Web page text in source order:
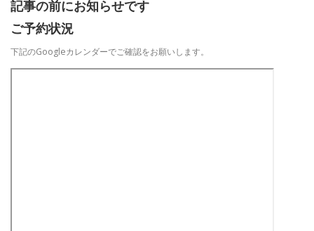
記事の前にお知らせです
ご予約状況
下記のGoogleカレンダーでご確認をお願いします。